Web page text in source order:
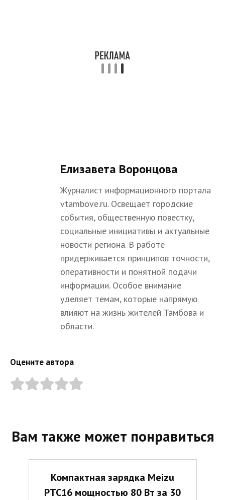
Елизавета Воронцова
Журналист информационного портала
vtambove.ru. Освещает городские
события, общественную повестку,
социальные инициативы и актуальные
новости региона. В работе
придерживается принципов точности,
оперативности и понятной подачи
информации. Особое внимание
уделяет темам, которые напрямую
влияют на жизнь жителей Тамбова и
области.
Оцените автора
Вам также может понравиться
Компактная зарядка Meizu
PTC16 мощностью 80 Вт за 30